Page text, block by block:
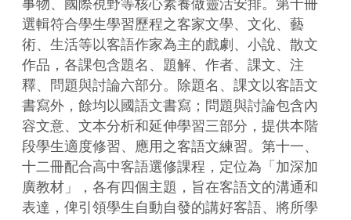
選輯符合學生學習歷程之客家文學、文化、藝
術、生活等以客語作家為主的戲劇、小說、散文
作品，各課包含題名、題解、作者、課文、注
釋、問題與討論六部分。除題名、課文以客語文
書寫外，餘均以國語文書寫；問題與討論包含內
容文意、文本分析和延伸學習三部分，提供本階
段學生適度修習、應用之客語文練習。第十一、
十二冊配合高中客語選修課程，定位為「加深加
廣教材」，各有四個主題，旨在客語文的溝通和
表達，俾引領學生自動自發的講好客語、將所學